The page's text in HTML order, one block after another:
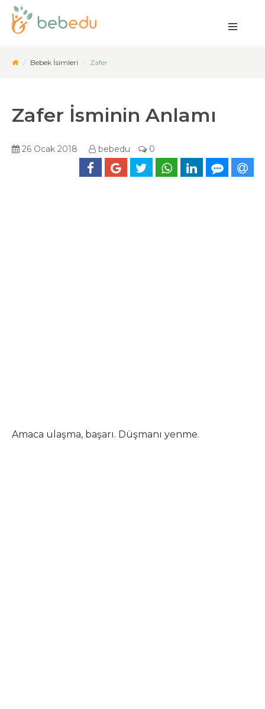
Bebek İsimleri Zafer
Zafer İsminin Anlamı
26 Ocak 2018 bebedu 0
Amaca ulaşma, başarı. Düşmanı yenme.